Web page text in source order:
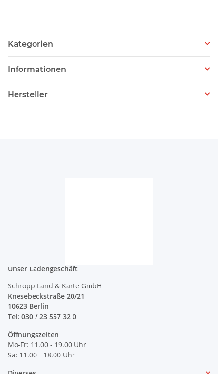
Kategorien
Informationen
Hersteller
Unser Ladengeschäft
Schropp Land & Karte GmbH
Knesebeckstraße 20/21
10623 Berlin
Tel: 030 / 23 557 32 0
Öffnungszeiten
Mo-Fr: 11.00 - 19.00 Uhr
Sa: 11.00 - 18.00 Uhr